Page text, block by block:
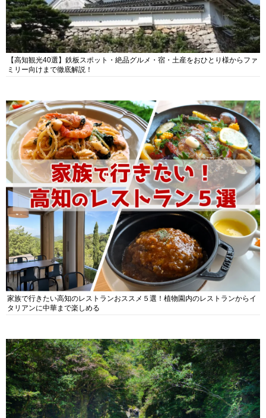
【高知観光40選】鉄板スポット・絶品グルメ・宿・土産をおひとり様からファ
ミリー向けまで徹底解説！
家族で行きたい高知のレストランおススメ５選！植物園内のレストランからイ
タリアンに中華まで楽しめる